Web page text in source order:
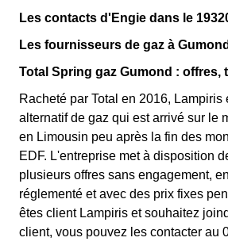
Les contacts d'Engie dans le
Les fournisseurs de gaz à Gumond
Total Spring gaz Gumond : offres,
Racheté par Total en 2016, Lampiris
alternatif de gaz qui est arrivé sur le
en Limousin peu après la fin des
EDF. L'entreprise met à disposition
plusieurs offres sans engagement,
réglementé et avec des prix fixes
êtes client Lampiris et souhaitez
client, vous pouvez les contacter au